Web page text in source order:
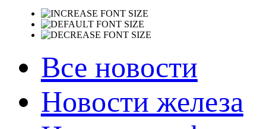
Все новости
Новости железа